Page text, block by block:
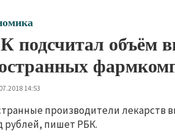
подсчитал объём
14:53
производители лекарств
рублей, пишет РБК.